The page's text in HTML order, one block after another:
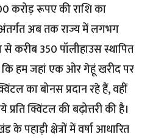
करोड़ रूपए की राशि का
अब तक राज्य में लगभग
करीब 350 पॉलीहाउस स्थापित
कि हम जहां एक ओर गेहूं खरीद पर
का बोनस प्रदान रहे हैं, वहीं
क्विंटल की बढ़ोत्तरी की है।
पहाड़ी क्षेत्रों में वर्षा आधारित